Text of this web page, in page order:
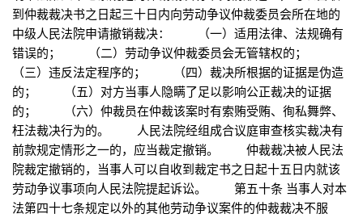
到仲裁裁决书之日起三十日内向劳动争议仲裁委员会所在地的
中级人民法院申请撤销裁决： （一）适用法律、法规确有
错误的； （二）劳动争议仲裁委员会无管辖权的；
（三）违反法定程序的； （四）裁决所根据的证据是伪造
的； （五）对方当事人隐瞒了足以影响公正裁决的证据
的； （六）仲裁员在仲裁该案时有索贿受贿、徇私舞弊、
枉法裁决行为的。 人民法院经组成合议庭审查核实裁决有
前款规定情形之一的，应当裁定撤销。 仲裁裁决被人民法
院裁定撤销的，当事人可以自收到裁定书之日起十五日内就该
劳动争议事项向人民法院提起诉讼。 第五十条 当事人对本
法第四十七条规定以外的其他劳动争议案件的仲裁裁决不服